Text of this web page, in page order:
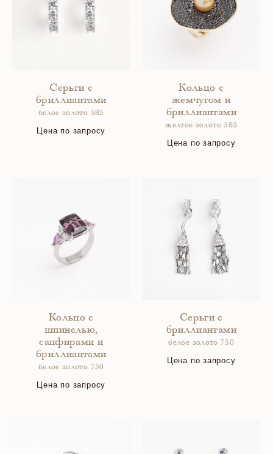
Серьги с
бриллиантами
белое золото 585
Цена по запросу
Кольцо с
жемчугом и
бриллиантами
желтое золото 585
Цена по запросу
Кольцо с
шпинелью,
сапфирами и
бриллиантами
белое золото 750
Цена по запросу
Серьги с
бриллиантами
белое золото 750
Цена по запросу